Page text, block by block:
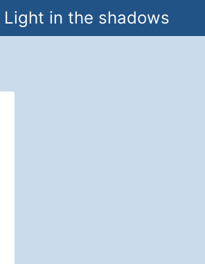
Light in the shadows